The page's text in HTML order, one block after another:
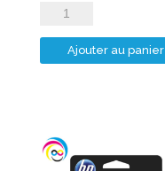
quantité
de
HP_302XLCoul
Ajouter au panier